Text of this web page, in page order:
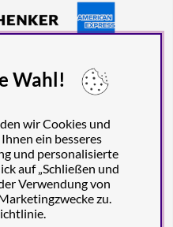
Wahl!
wir Cookies und
ein besseres
und personalisierte
auf „Schließen und
Verwendung von
zu.
.